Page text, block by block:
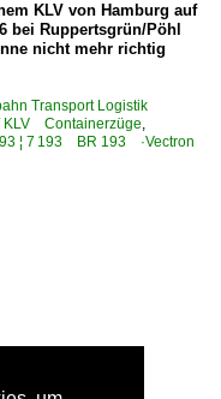
KLV von Hamburg auf
bei Ruppertsgrün/Pöhl
nicht mehr richtig
Transport Logistik
KLV Containerzüge,
¦ 7 193 BR 193 ·Vectron